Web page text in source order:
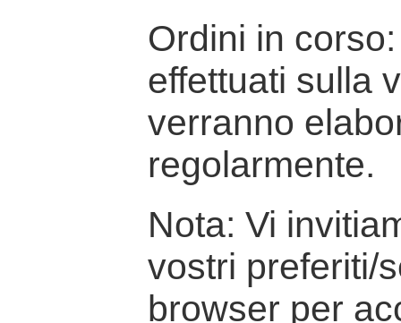
Ordini in
effettuati sulla
verranno
regolarmente.
Nota: Vi
vostri preferiti/
browser per